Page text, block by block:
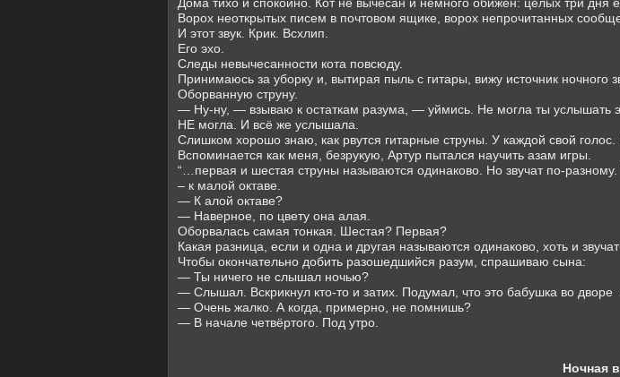
Дома тихо и спокойно. Кот не вычесан и немного обижен: целых три
Ворох неоткрытых писем в почтовом ящике, ворох непрочитанных
И этот звук. Крик. Всхлип.
Его эхо.
Следы невычесанности кота повсюду.
Принимаюсь за уборку и, вытирая пыль с гитары, вижу источник ночного
Оборванную струну.
— Ну-ну, — взываю к остаткам разума, — уймись. Не могла ты услышать
НЕ могла. И всё же услышала.
Слишком хорошо знаю, как рвутся гитарные струны. У каждой свой голос.
Вспоминается как меня, безрукую, Артур пытался научить азам игры.
“…первая и шестая струны называются одинаково. Но звучат по-
– к малой октаве.
— К алой октаве?
— Наверное, по цвету она алая.
Оборвалась самая тонкая. Шестая? Первая?
Какая разница, если и одна и другая называются одинаково, хоть и
Чтобы окончательно добить разошедшийся разум, спрашиваю сына:
— Ты ничего не слышал ночью?
— Слышал. Вскрикнул кто-то и затих. Подумал, что это бабушка во дворе
— Очень жалко. А когда, примерно, не помнишь?
— В начале четвёртого. Под утро.
Ночная